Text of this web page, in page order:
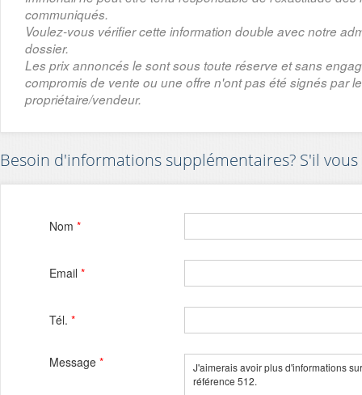
communiqués.
Voulez-vous vérifier cette information double avec notre
dossier.
Les prix annoncés le sont sous toute réserve et sans
compromis de vente ou une offre n'ont pas été signés par le
propriétaire/vendeur.
Besoin d'informations supplémentaires? S'il
Nom *
Email *
Tél. *
Message *